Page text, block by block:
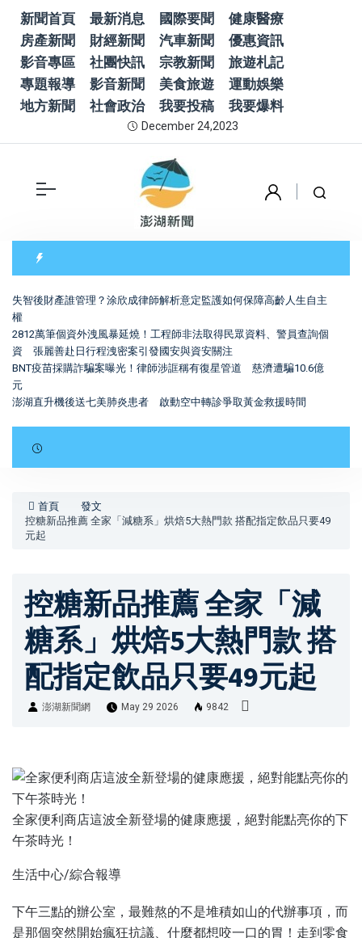
新聞首頁 最新消息 國際要聞
健康醫療
房產新聞
財經新聞 汽車新聞
優惠資訊
影音專區
社團快訊 宗教新聞
旅遊札記
專題報導
影音新聞 美食旅遊
運動娛樂
地方新聞
社會政治 我要投稿 我要爆料
December 24,2023
失智後財產誰管理？涂欣成律師解析意定監護如何保障高齡人生自主
權
2812萬筆個資外洩風暴延燒！工程師非法取得民眾資料、警員查詢個
資 張麗善赴日行程洩密案引發國安與資安關注
BNT疫苗採購詐騙案曝光！律師涉誆稱有復星管道 慈濟遭騙10.6億
元
澎湖直升機後送七美肺炎患者 啟動空中轉診爭取黃金救援時間
首頁
發文
控糖新品推薦 全家「減糖系」烘焙5大熱門款 搭配指定飲品只要49
元起
控糖新品推薦 全家「減
糖系」烘焙5大熱門款 搭
配指定飲品只要49元起
澎湖新聞網 May 29 2026 9842
全家便利商店這波全新登場的健康應援，絕對能點亮你的下
午茶時光！
生活中心/綜合報導
下午三點的辦公室，最難熬的不是堆積如山的代辦事項，而
是那個突然開始瘋狂抗議、什麼都想咬一口的胃！走到零食